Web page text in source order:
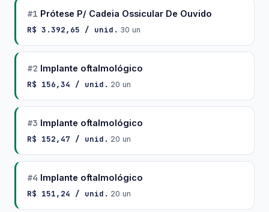
#1 Prótese P/ Cadeia Ossicular De Ouvido
R$ 3.392,65 / unid. ·30 un
#2 Implante oftalmológico
R$ 156,34 / unid. ·20 un
#3 Implante oftalmológico
R$ 152,47 / unid. ·20 un
#4 Implante oftalmológico
R$ 151,24 / unid. ·20 un